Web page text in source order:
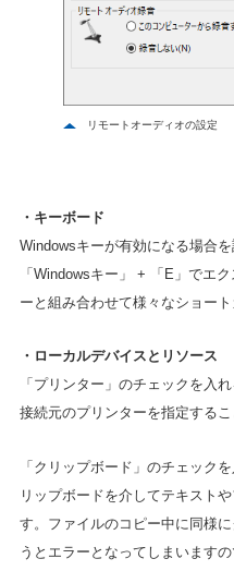
リモートオーディオの設定
・キーボード
Windowsキーが有効になる場合
「Windowsキー」 + 「E」でエ
ーと組み合わせて様々なショー
・ローカルデバイスとリソース
「プリンター」のチェックを入
接続元のプリンターを指定するこ
「クリップボード」のチェック
リップボードを介してテキスト
す。ファイルのコピー中に同様
うとエラーとなってしまいます